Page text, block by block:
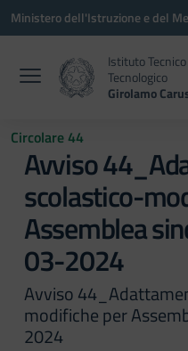
Vai ai contenuti
Vai al menu di navigazione
Vai al footer
Ministero dell'Istruzione e del
Istituto
Tecnologico
Girolamo
Circolare 44
Avviso
scolastico-
Assemblea
03-2024
Avviso
modifiche per
2024